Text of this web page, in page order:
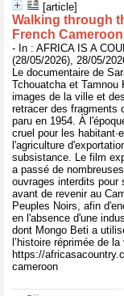
[article]
Walking through
French Cameroon
- In : AFRICA IS A
(28/05/2026), 28/05/
Le documentaire de
Tchouatcha et Tamnou
images de la ville et
retracer des fragments
paru en 1954. À
cruel pour les
l'agriculture
subsistance. Le film
a passé de
ouvrages interdits pour
avant de revenir au
Peuples Noirs, afin
en l'absence d'une
dont Mongo Beti a
l’histoire réprimée de
https://
cameroon